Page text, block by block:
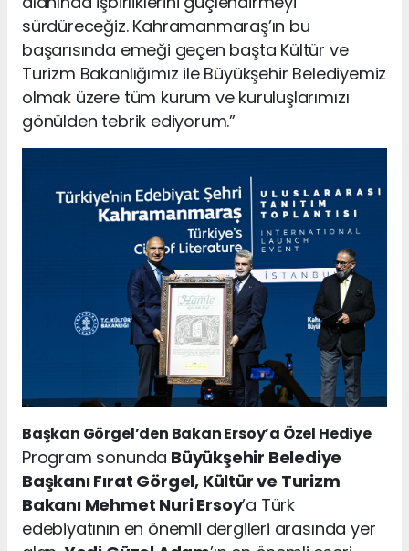
sürdüreceğiz. Kahramanmaraş’ın bu
başarısında emeği geçen başta Kültür ve
Turizm Bakanlığımız ile Büyükşehir Belediyemiz
olmak üzere tüm kurum ve kuruluşlarımızı
gönülden tebrik ediyorum.”
Başkan Görgel’den Bakan Ersoy’a Özel Hediye
Program sonunda Büyükşehir Belediye
Başkanı Fırat Görgel, Kültür ve Turizm
Bakanı Mehmet Nuri Ersoy’a Türk
edebiyatının en önemli dergileri arasında yer